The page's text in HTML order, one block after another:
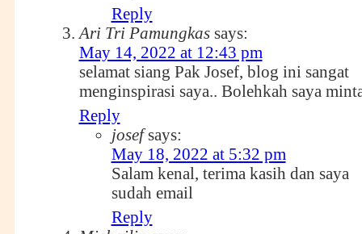
Reply
Ari Tri Pamungkas says:
May 14, 2022 at 12:43 pm
selamat siang Pak Josef, blog ini sangat
menginspirasi saya.. Bolehkah saya
Reply
josef says:
May 18, 2022 at 5:32 pm
Salam kenal, terima kasih dan saya
sudah email
Reply